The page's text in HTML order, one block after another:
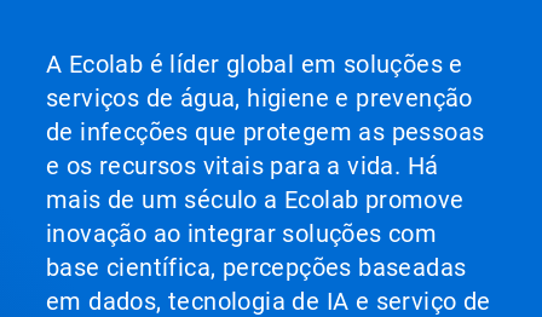
A Ecolab é líder global em soluções e
serviços de água, higiene e prevenção
de infecções que protegem as pessoas
e os recursos vitais para a vida. Há
mais de um século a Ecolab promove
inovação ao integrar soluções com
base científica, percepções baseadas
em dados, tecnologia de IA e serviço de